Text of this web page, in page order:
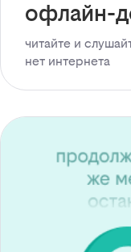
офлайн-
читайте и
нет интернета